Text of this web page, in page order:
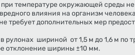
при температуре окружающей среды
влияния на организм
требует дополнительных мер
шириной от 1,5 м до 1,6 м по
отклонение ширины ±10 мм.